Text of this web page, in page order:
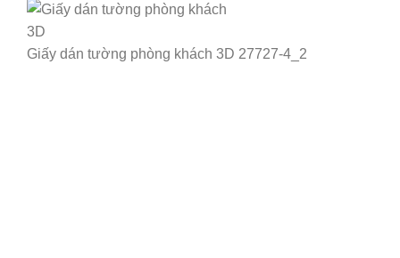
Giấy dán tường phòng khách 3D 27727-4_2